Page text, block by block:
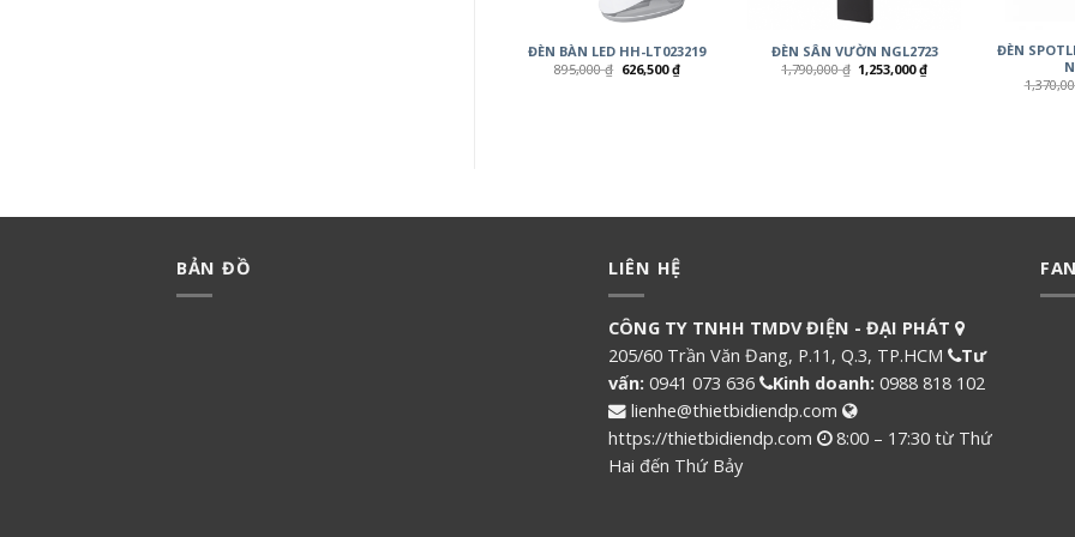
ĐÈN BÀN LED HH-LT023219
895,000₫ 626,500₫
ĐÈN SÂN VƯỜN NGL2723
1,790,000₫ 1,253,000₫
ĐÈN
BẢN ĐỒ LIÊN HỆ
CÔNG TY TNHH TMDV ĐIỆN - ĐẠI PHÁT
205/60 Trần Văn Đang, P.11, Q.3, TP.HCM
Tư
vấn: 0941 073 636 Kinh doanh: 0988 818 102
lienhe@thietbidiendp.com
https://thietbidiendp.com
8:00 – 17:30 từ Thứ
Hai đến Thứ Bảy